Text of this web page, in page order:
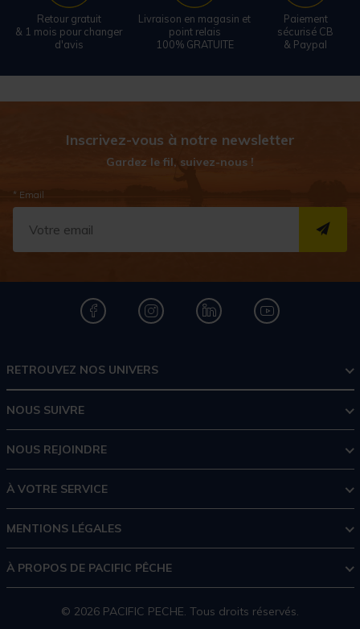
Retour gratuit
& 1 mois pour changer
d'avis
Livraison en magasin et
point relais
100% GRATUITE
Paiement
sécurisé CB
& Paypal
Inscrivez-vous à notre newsletter
Gardez le fil, suivez-nous !
* Email
RETROUVEZ NOS UNIVERS
NOUS SUIVRE
NOUS REJOINDRE
À VOTRE SERVICE
MENTIONS LÉGALES
À PROPOS DE PACIFIC PÊCHE
© 2026 PACIFIC PECHE. Tous droits réservés.